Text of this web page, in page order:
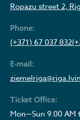
Ropazu street 2,
Phone:
(+371) 67 037 832
E-mail:
ziemelriga@riga.lv
Ticket Office:
Mon—Sun 9.00 AM